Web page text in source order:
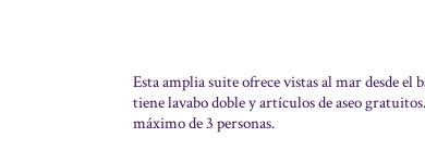
Esta amplia suite ofrece vistas al mar desde
tiene lavabo doble y artículos de aseo
máximo de 3 personas.